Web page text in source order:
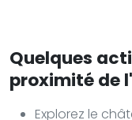
Quelques
proximité de
Explorez le